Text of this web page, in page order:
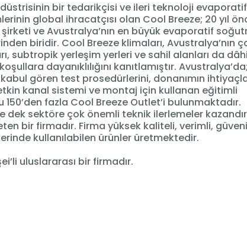
bir tedarikçisi ve ileri teknoloji evaporatif
global ihracatçısı olan Cool Breeze; 20 yıl
ve Avustralya’nın en büyük evaporatif
biridir. Cool Breeze klimaları, Avustralya’nın
subtropik yerleşim yerleri ve sahil alanları da
dayanıklılığını kanıtlamıştır. Avustralya’da;
gören test prosedürlerini, donanımın
kanal sistemi ve montaj için kullanan eğitimli
150’den fazla Cool Breeze Outlet’i bulunmaktadır.
dek sektöre çok önemli teknik ilerlemeler
bir firmadır. Firma yüksek kaliteli, verimli,
kullanılabilen ürünler üretmektedir.
uluslararası bir firmadır.